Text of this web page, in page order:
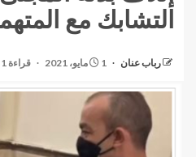
التشابك مع
رباب عنان 1 مايو، 2021 قراءة 1 دقيقة